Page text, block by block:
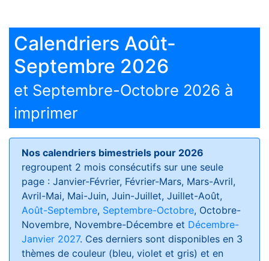
Calendriers Août-
Septembre 2026
et Septembre-Octobre 2026 à
imprimer
Nos calendriers bimestriels pour 2026
regroupent 2 mois consécutifs sur une seule
page : Janvier-Février, Février-Mars, Mars-Avril,
Avril-Mai, Mai-Juin, Juin-Juillet, Juillet-Août,
Août-Septembre, Septembre-Octobre, Octobre-
Novembre, Novembre-Décembre et Décembre-
Janvier 2027. Ces derniers sont disponibles en 3
thèmes de couleur (bleu, violet et gris) et en